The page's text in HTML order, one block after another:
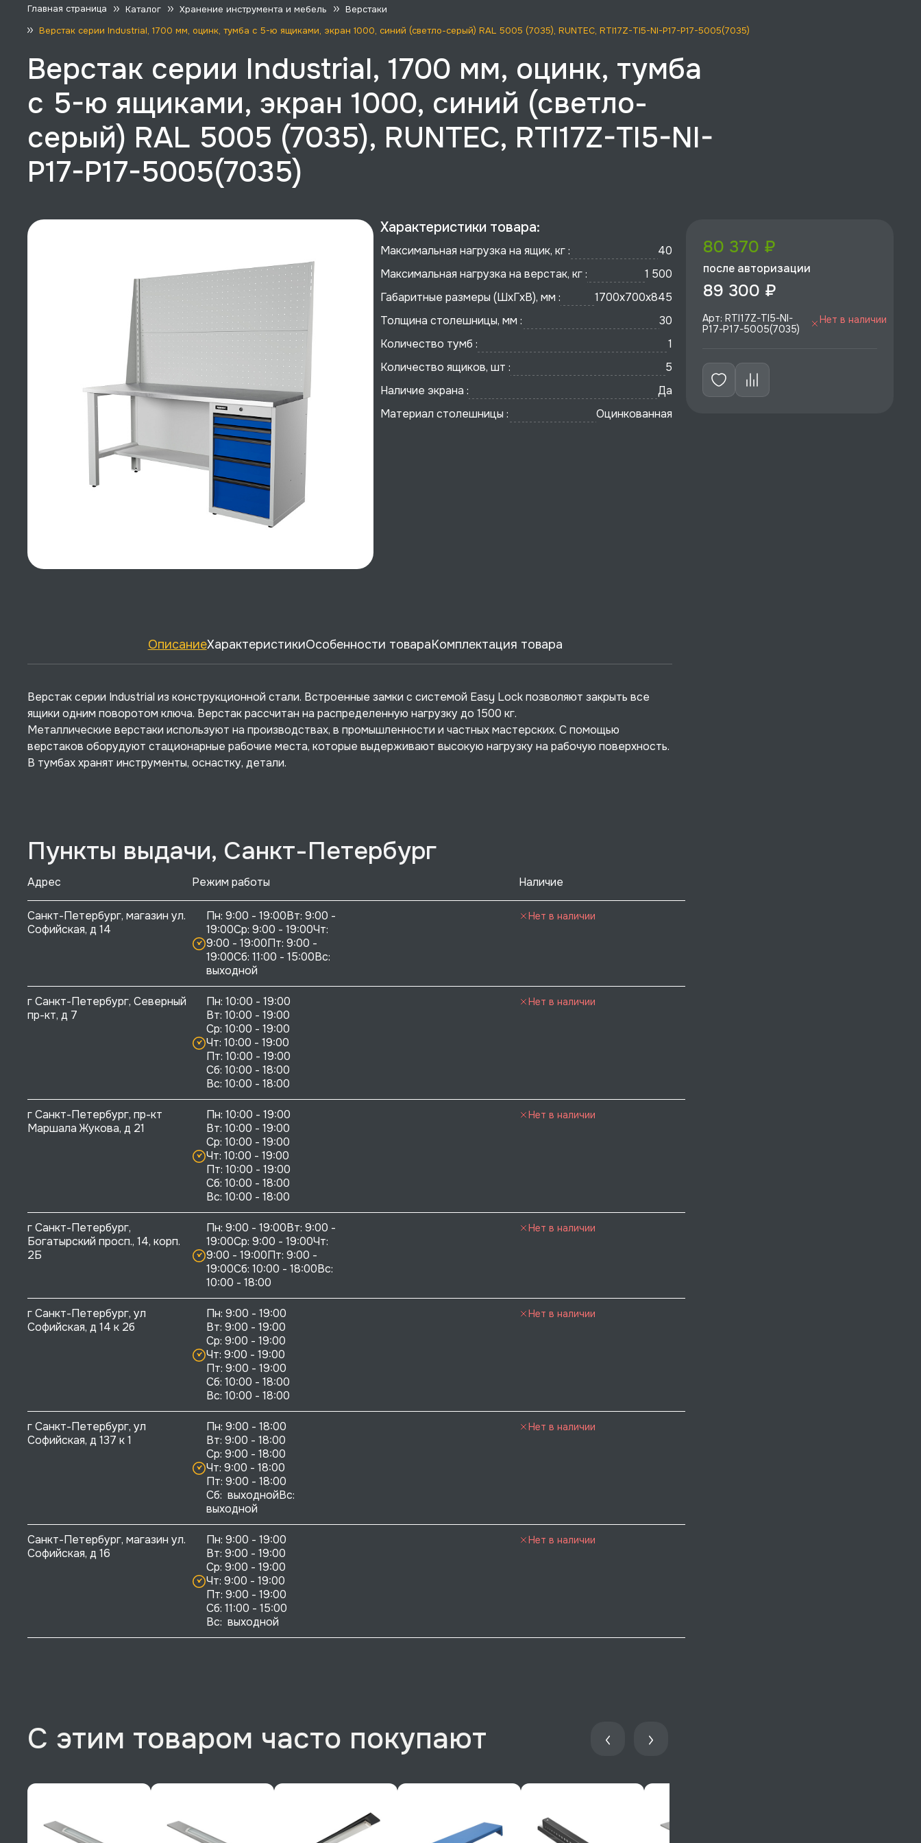
Главная страница Каталог Хранение инструмента и мебель
Верстаки
Верстак серии Industrial, 1700 мм, оцинк, тумба с 5-ю ящиками, экран 1000, синий (светло-серый) RAL 5005 (7035), RUNTEC, RTI17Z-TI5-NI-P17-P17-5005(7035)
Верстак серии Industrial, 1700 мм, оцинк, тумба
с 5-ю ящиками, экран 1000, синий (светло-
серый) RAL 5005 (7035), RUNTEC, RTI17Z-TI5-NI-
P17-P17-5005(7035)
Характеристики товара:
Максимальная нагрузка на ящик, кг :
40
Максимальная нагрузка на верстак, кг :
1 500
Габаритные размеры (ШхГхВ), мм :
1700x700х845
Толщина столешницы, мм :
30
Количество тумб :
1
Количество ящиков, шт :
5
Наличие экрана :
Да
Материал столешницы :
Оцинкованная
ОписаниеХарактеристикиОсобенности товараКомплектация товара
Верстак серии Industrial из конструкционной стали. Встроенные замки с системой Easy Lock позволяют закрыть все
ящики одним поворотом ключа. Верстак рассчитан на распределенную нагрузку до 1500 кг.
Металлические верстаки используют на производствах, в промышленности и частных мастерских. С помощью
верстаков оборудуют стационарные рабочие места, которые выдерживают высокую нагрузку на рабочую поверхность.
В тумбах хранят инструменты, оснастку, детали.
Пункты выдачи, Санкт-Петербург
Адрес Режим работы Наличие
Санкт-Петербург, магазин ул.
Софийская, д 14
Пн: 9:00 - 19:00Вт: 9:00 -
19:00Ср: 9:00 - 19:00Чт:
9:00 - 19:00Пт: 9:00 -
19:00Сб: 11:00 - 15:00Вс:
выходной
Нет в наличии
г Санкт-Петербург, Северный
пр-кт, д 7
Пн: 10:00 - 19:00
Вт: 10:00 - 19:00
Ср: 10:00 - 19:00
Чт: 10:00 - 19:00
Пт: 10:00 - 19:00
Сб: 10:00 - 18:00
Нет в наличии
г Санкт-Петербург, пр-кт
Маршала Жукова, д 21
Пн: 10:00 - 19:00
Вт: 10:00 - 19:00
Ср: 10:00 - 19:00
Чт: 10:00 - 19:00
Пт: 10:00 - 19:00
Сб: 10:00 - 18:00
Нет в наличии
г Санкт-Петербург,
Богатырский просп., 14, корп.
2Б
Пн: 9:00 - 19:00Вт: 9:00 -
19:00Ср: 9:00 - 19:00Чт:
9:00 - 19:00Пт: 9:00 -
19:00Сб: 10:00 - 18:00Вс:
10:00 - 18:00
Нет в наличии
г Санкт-Петербург, ул
Софийская, д 14 к 2б
Пн: 9:00 - 19:00
Вт: 9:00 - 19:00
Ср: 9:00 - 19:00
Чт: 9:00 - 19:00
Пт: 9:00 - 19:00
Сб: 10:00 - 18:00
Нет в наличии
г Санкт-Петербург, ул
Софийская, д 137 к 1
Пн: 9:00 - 18:00
Вт: 9:00 - 18:00
Ср: 9:00 - 18:00
Чт: 9:00 - 18:00
Пт: 9:00 - 18:00
Сб:  выходнойВс:
выходной
Нет в наличии
Санкт-Петербург, магазин ул.
Софийская, д 16
Пн: 9:00 - 19:00
Вт: 9:00 - 19:00
Ср: 9:00 - 19:00
Чт: 9:00 - 19:00
Пт: 9:00 - 19:00
Сб: 11:00 - 15:00
Вс:  выходной
Нет в наличии
С этим товаром часто покупают
80 370 ₽
после авторизации
89 300 ₽
Арт: RTI17Z-TI5-NI-
P17-P17-5005(7035)
Нет в наличии